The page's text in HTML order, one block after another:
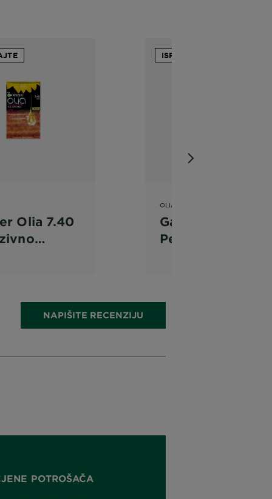
Olia 7.40
ISPROBAJTE
OLIA
Garnier Olia 10.1
Pepeljasta vrlo
NAPIŠITE RECENZIJU
POTROŠAČA